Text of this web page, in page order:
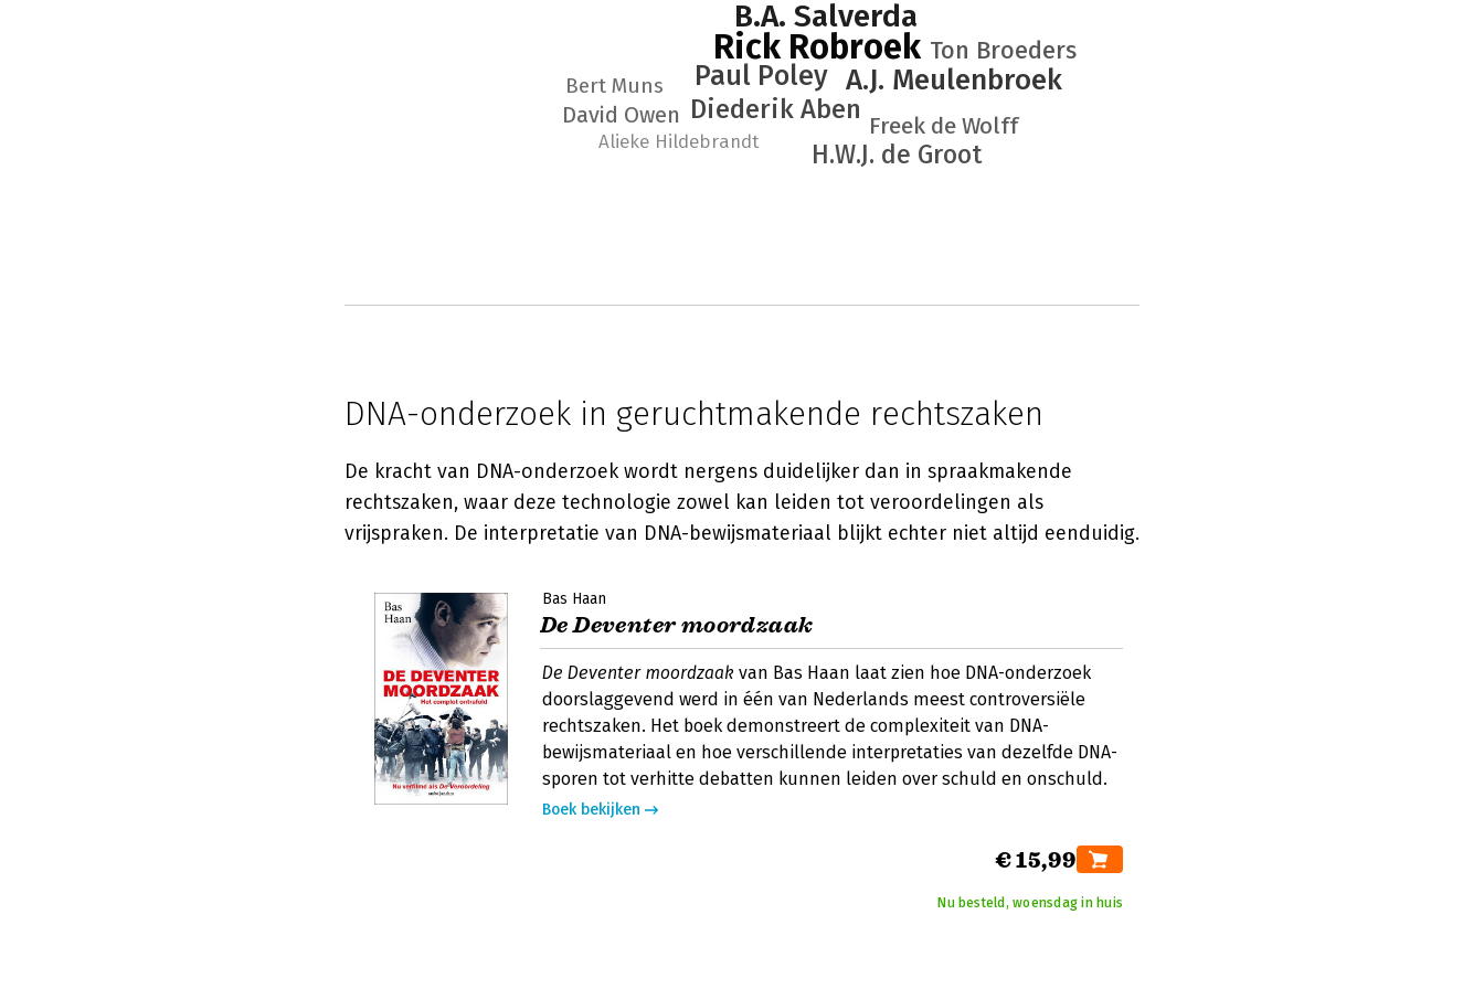
Rick Robroek
B.A. Salverda
A.J. Meulenbroek
Paul Poley
Diederik Aben
H.W.J. de Groot
Ton Broeders
Freek de Wolff
David Owen
Bert Muns
Alieke Hildebrandt
DNA-onderzoek in geruchtmakende rechtszaken
De kracht van DNA-onderzoek wordt nergens duidelijker dan in spraakmakende
rechtszaken, waar deze technologie zowel kan leiden tot veroordelingen als
vrijspraken. De interpretatie van DNA-bewijsmateriaal blijkt echter niet altijd eenduidig.
Bas Haan
De Deventer moordzaak
De Deventer moordzaak van Bas Haan laat zien hoe DNA-onderzoek
doorslaggevend werd in één van Nederlands meest controversiële
rechtszaken. Het boek demonstreert de complexiteit van DNA-
bewijsmateriaal en hoe verschillende interpretaties van dezelfde DNA-
sporen tot verhitte debatten kunnen leiden over schuld en onschuld.
Boek bekijken
€ 15,99
Nu besteld, woensdag in huis